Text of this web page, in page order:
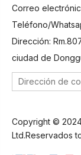
Correo
Teléfono/
Dirección:
ciudad de
Copyright ©
Ltd.Reservados